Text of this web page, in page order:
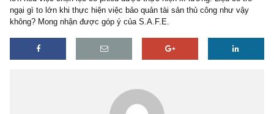
học theo cách mà các quỹ đầu tư chuyên nghiệp đã vận hành ở
Nam, tôi nghĩ việc giao dịch thủ công qua VPS và có thể kết hợp
có bảng cân đối kế toán tốt là 1 cách an toàn cho nhà đầu tư kiên
không? Mong nhận được góp ý của S.A.F.E.